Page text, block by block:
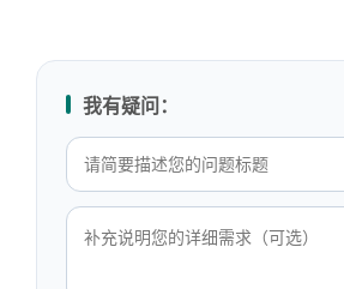
我有疑问：